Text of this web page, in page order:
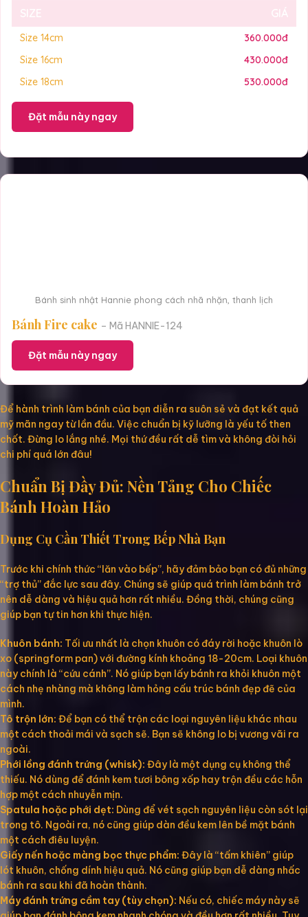
SIZE GIÁ
Size 14cm
360.000đ
Size 16cm
430.000đ
Size 18cm
530.000đ
Đặt mẫu này ngay
Bánh sinh nhật Hannie phong cách nhã nhặn, thanh lịch
Bánh Fire cake – Mã HANNIE-124
Đặt mẫu này ngay
Để hành trình làm bánh của bạn diễn ra suôn sẻ và đạt kết quả
mỹ mãn ngay từ lần đầu. Việc chuẩn bị kỹ lưỡng là yếu tố then
chốt. Đừng lo lắng nhé. Mọi thứ đều rất dễ tìm và không đòi hỏi
chi phí quá lớn đâu!
Chuẩn Bị Đầy Đủ: Nền Tảng Cho Chiếc
Bánh Hoàn Hảo
Dụng Cụ Cần Thiết Trong Bếp Nhà Bạn
Trước khi chính thức “lăn vào bếp”, hãy đảm bảo bạn có đủ những
“trợ thủ” đắc lực sau đây. Chúng sẽ giúp quá trình làm bánh trở
nên dễ dàng và hiệu quả hơn rất nhiều. Đồng thời, chúng cũng
giúp bạn tự tin hơn khi thực hiện.
Khuôn bánh: Tối ưu nhất là chọn khuôn có đáy rời hoặc khuôn lò
xo (springform pan) với đường kính khoảng 18-20cm. Loại khuôn
này chính là “cứu cánh”. Nó giúp bạn lấy bánh ra khỏi khuôn một
cách nhẹ nhàng mà không làm hỏng cấu trúc bánh đẹp đẽ của
mình.
Tô trộn lớn: Để bạn có thể trộn các loại nguyên liệu khác nhau
một cách thoải mái và sạch sẽ. Bạn sẽ không lo bị vương vãi ra
ngoài.
Phới lồng đánh trứng (whisk): Đây là một dụng cụ không thể
thiếu. Nó dùng để đánh kem tươi bông xốp hay trộn đều các hỗn
hợp một cách nhuyễn mịn.
Spatula hoặc phới dẹt: Dùng để vét sạch nguyên liệu còn sót lại
trong tô. Ngoài ra, nó cũng giúp dàn đều kem lên bề mặt bánh
một cách điêu luyện.
Giấy nến hoặc màng bọc thực phẩm: Đây là “tấm khiên” giúp
lót khuôn, chống dính hiệu quả. Nó cũng giúp bạn dễ dàng nhấc
bánh ra sau khi đã hoàn thành.
Máy đánh trứng cầm tay (tùy chọn): Nếu có, chiếc máy này sẽ